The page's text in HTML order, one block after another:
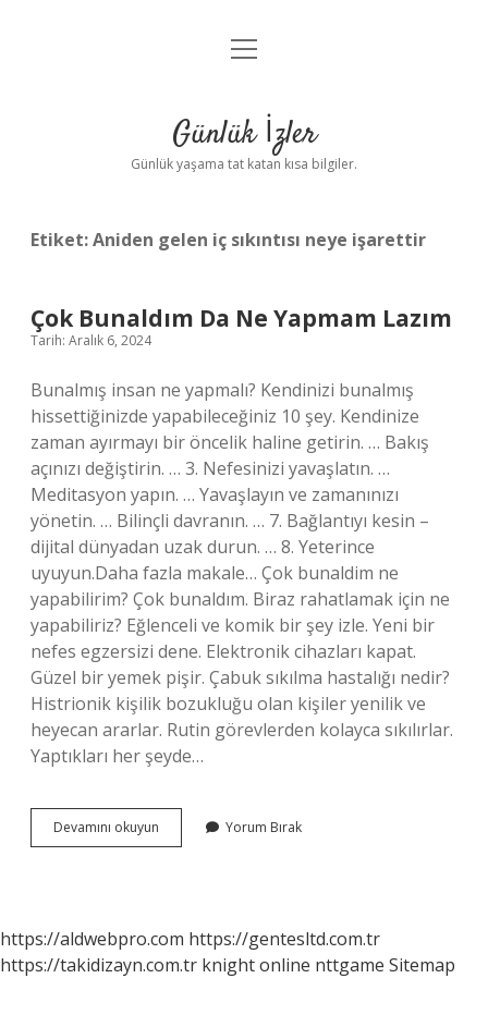
Anasayfa
Yasal Uyarı
menüyü
Günlük İzler
Günlük yaşama tat katan kısa bilgiler.
Etiket:Aniden gelen iç sıkıntısı neye işarettir
Çok Bunaldım Da Ne Yapmam Lazım
Tarih: Aralık 6, 2024
Bunalmış insan ne yapmalı? Kendinizi bunalmış
hissettiğinizde yapabileceğiniz 10 şey. Kendinize
zaman ayırmayı bir öncelik haline getirin. … Bakış
açınızı değiştirin. … 3. Nefesinizi yavaşlatın. …
Meditasyon yapın. … Yavaşlayın ve zamanınızı
yönetin. … Bilinçli davranın. … 7. Bağlantıyı kesin –
dijital dünyadan uzak durun. … 8. Yeterince
uyuyun.Daha fazla makale… Çok bunaldim ne
yapabilirim? Çok bunaldım. Biraz rahatlamak için ne
yapabiliriz? Eğlenceli ve komik bir şey izle. Yeni bir
nefes egzersizi dene. Elektronik cihazları kapat.
Güzel bir yemek pişir. Çabuk sıkılma hastalığı nedir?
Histrionik kişilik bozukluğu olan kişiler yenilik ve
heyecan ararlar. Rutin görevlerden kolayca sıkılırlar.
Yaptıkları her şeyde…
Devamını okuyun
Bunaldım
Yorum Bırak
https://aldwebpro.com https://gentesltd.com.tr
https://takidizayn.com.tr knight online nttgame Sitemap